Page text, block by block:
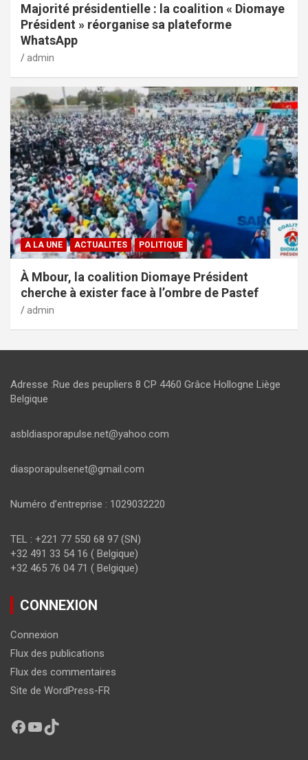
Majorité présidentielle : la coalition « Diomaye
Président » réorganise sa plateforme
WhatsApp
admin
A LA UNE ACTUALITES POLITIQUE
À Mbour, la coalition Diomaye Président
cherche à exister face à l’ombre de Pastef
admin
Adresse :Rue des peupliers 8 CP 4460 Grâce Hollogne Liège
Belgique
asbldiasporapulse.net@yahoo.com
diasporapulsenet@gmail.com
Numéro d’entreprise : 1029032220
TEL : +221 77 550 68 97 (SN)
+32 491 33 54 16 ( Belgique)
+32 465 76 04 71 ( Belgique)
CONNEXION
Connexion
Flux des publications
Flux des commentaires
Site de WordPress-FR